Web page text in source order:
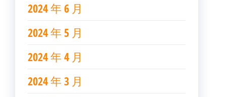
2024 年 6 月
2024 年 5 月
2024 年 4 月
2024 年 3 月